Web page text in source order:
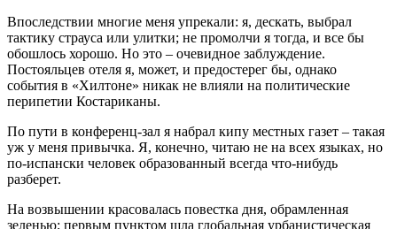
Впоследствии многие меня упрекали: я, дескать, выбрал
тактику страуса или улитки; не промолчи я тогда, и все бы
обошлось хорошо. Но это – очевидное заблуждение.
Постояльцев отеля я, может, и предостерег бы, однако
события в «Хилтоне» никак не влияли на политические
перипетии Костариканы.
По пути в конференц-зал я набрал кипу местных газет – такая
уж у меня привычка. Я, конечно, читаю не на всех языках, но
по-испански человек образованный всегда что-нибудь
разберет.
На возвышении красовалась повестка дня, обрамленная
зеленью; первым пунктом шла глобальная урбанистическая